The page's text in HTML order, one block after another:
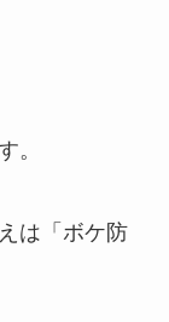
。
は「ボケ防